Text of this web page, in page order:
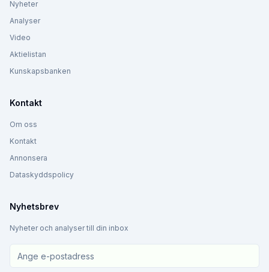
Nyheter
Analyser
Video
Aktielistan
Kunskapsbanken
Kontakt
Om oss
Kontakt
Annonsera
Dataskyddspolicy
Nyhetsbrev
Nyheter och analyser till din inbox